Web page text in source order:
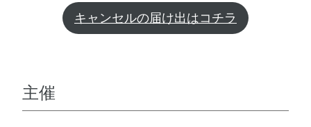
キャンセルの届け出はコチラ
主催